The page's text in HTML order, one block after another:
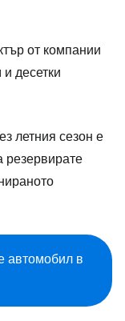
от компании
десетки
летния сезон е
автомобил в